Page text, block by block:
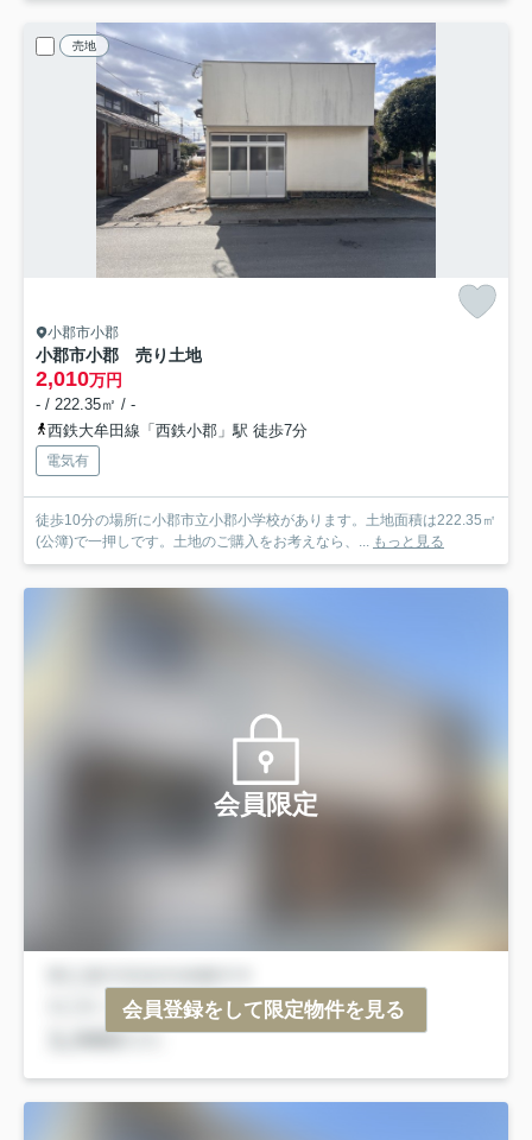
売地
小郡市小郡
小郡市小郡 売り土地
2,010万円
- / 222.35㎡ / -
西鉄大牟田線「西鉄小郡」駅 徒歩7分
電気有
徒歩10分の場所に小郡市立小郡小学校があります。土地面積は222.35㎡
(公簿)で一押しです。土地のご購入をお考えなら、... もっと見る
会員限定
会員登録をして限定物件を見る